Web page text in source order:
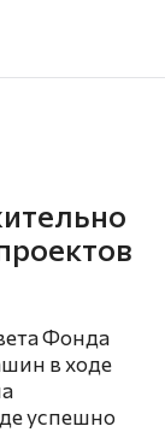
Фонда
в ходе
успешно